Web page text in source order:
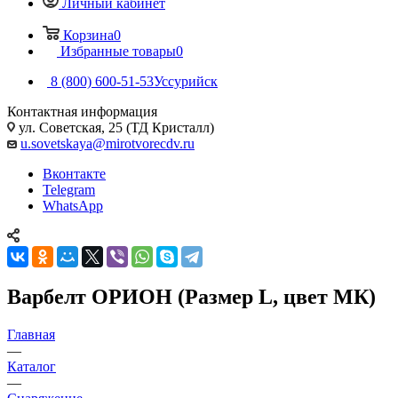
Личный кабинет
Корзина0
Избранные товары0
8 (800) 600-51-53Уссурийск
Контактная информация
ул. Советская, 25 (ТД Кристалл)
u.sovetskaya@mirotvorecdv.ru
Вконтакте
Telegram
WhatsApp
Варбелт ОРИОН (Размер L, цвет МК)
Главная
—
Каталог
—